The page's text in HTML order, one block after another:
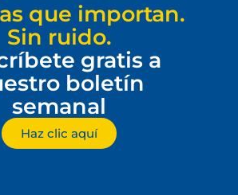
que importan.
Sin ruido.
gratis a
boletín
semanal
Haz clic aquí